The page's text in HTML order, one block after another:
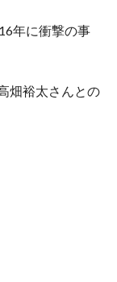
年に衝撃の事
畑裕太さんとの